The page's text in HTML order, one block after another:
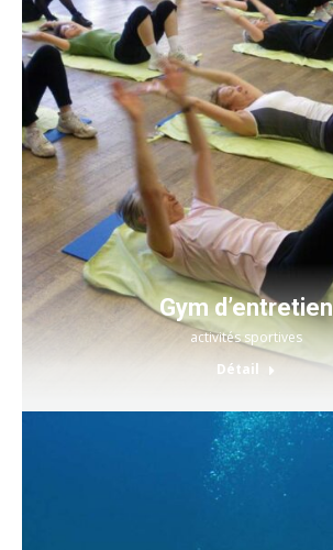
Gym d’entretien
activités sportives
Détail